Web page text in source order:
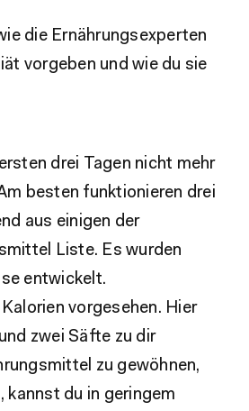
die Ernährungsexperten
vorgeben und wie du sie
drei Tagen nicht mehr
besten funktionieren drei
aus einigen der
Liste. Es wurden
entwickelt.
vorgesehen. Hier
zwei Säfte zu dir
zu gewöhnen,
du in geringem